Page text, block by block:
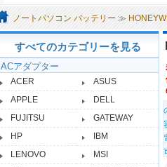
ノートパソコン バッテリー ≫
すべてのカテゴリーを見る
ACアダプター
ACER
ASUS
APPLE
DELL
FUJITSU
GATEWAY
HP
IBM
LENOVO
MSI